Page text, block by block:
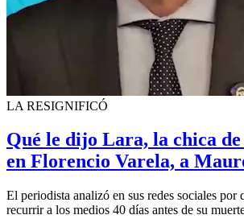
LA RESIGNIFICÓ
Qué le dijo Lara, la chica de
en Florencio Varela, a
El periodista analizó en sus redes sociales por
recurrir a los medios 40 días antes de su